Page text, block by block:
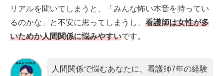
リアルを聞いてしまうと、「みんな怖い本音を持ってい
るのかな」と不安に思ってしまうし、 看護師は女性が多
いためか人間関係に悩みやすいです。
人間関係で悩むあなたに、看護師7年の経験